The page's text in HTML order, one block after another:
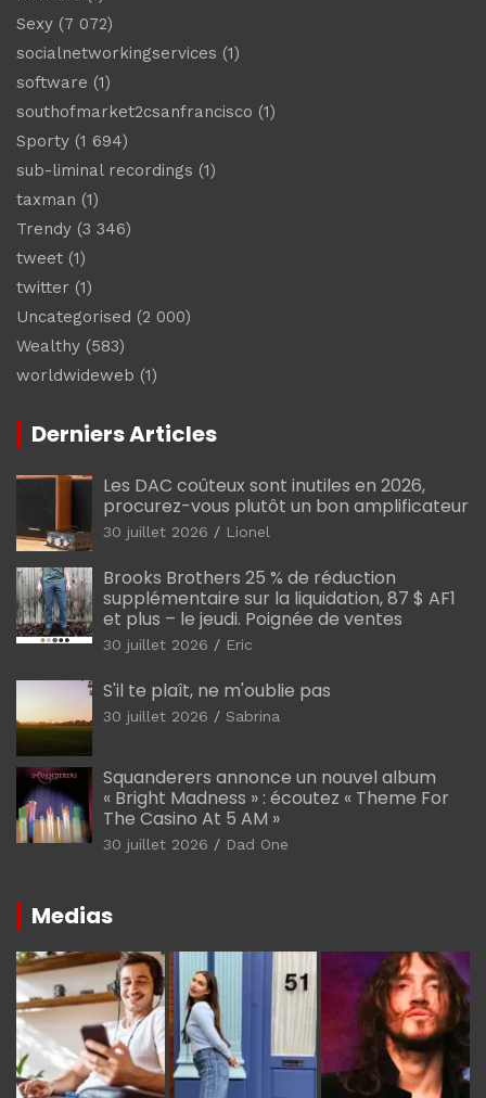
Sexy (7 072)
socialnetworkingservices (1)
software (1)
southofmarket2csanfrancisco (1)
Sporty (1 694)
sub-liminal recordings (1)
taxman (1)
Trendy (3 346)
tweet (1)
twitter (1)
Uncategorised (2 000)
Wealthy (583)
worldwideweb (1)
Derniers Articles
Les DAC coûteux sont inutiles en 2026,
procurez-vous plutôt un bon amplificateur
30 juillet 2026 Lionel
Brooks Brothers 25 % de réduction
supplémentaire sur la liquidation, 87 $ AF1
et plus – le jeudi. Poignée de ventes
30 juillet 2026 Eric
S'il te plaît, ne m'oublie pas
30 juillet 2026 Sabrina
Squanderers annonce un nouvel album
« Bright Madness » : écoutez « Theme For
The Casino At 5 AM »
30 juillet 2026 Dad One
Medias